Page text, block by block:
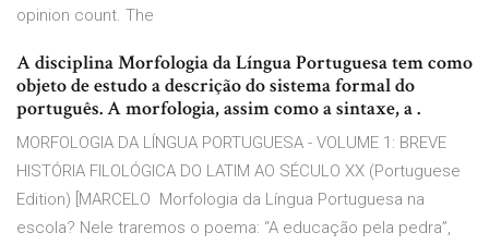
opinion count. The
A disciplina Morfologia da Língua Portuguesa tem como
objeto de estudo a descrição do sistema formal do
português. A morfologia, assim como a sintaxe, a .
MORFOLOGIA DA LÍNGUA PORTUGUESA - VOLUME 1: BREVE
HISTÓRIA FILOLÓGICA DO LATIM AO SÉCULO XX (Portuguese
Edition) [MARCELO Morfologia da Língua Portuguesa na
escola? Nele traremos o poema: “A educação pela pedra”,